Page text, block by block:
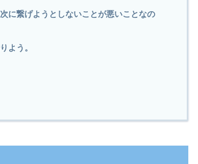
に繋げようとしないことが悪いことなの
よう。